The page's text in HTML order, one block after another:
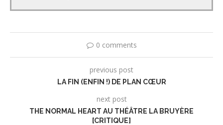
0 comments
previous post
LA FIN (ENFIN !) DE PLAN CŒUR
next post
THE NORMAL HEART AU THÉÂTRE LA BRUYÈRE
[CRITIQUE]